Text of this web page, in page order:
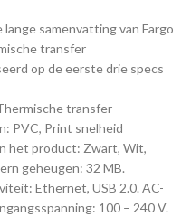
samenvatting van Fargo
transfer
op de eerste drie specs
transfer
PVC, Print snelheid
het product: Zwart, Wit,
geheugen: 32 MB.
Ethernet, USB 2.0. AC-
100 – 240 V.